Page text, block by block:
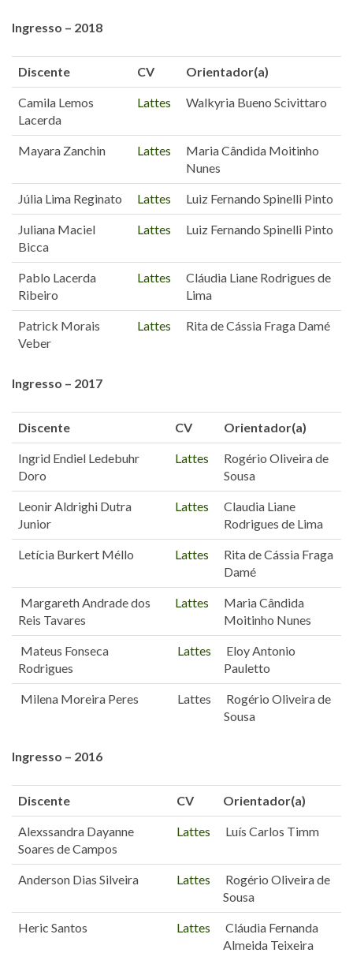
Ingresso – 2018
Discente CV Orientador(a)
Camila Lemos
Lacerda
Lattes Walkyria Bueno Scivittaro
Mayara Zanchin Lattes
Maria Cândida Moitinho
Nunes
Júlia Lima Reginato Lattes Luiz Fernando Spinelli Pinto
Juliana Maciel
Bicca
Lattes Luiz Fernando Spinelli Pinto
Pablo Lacerda
Ribeiro
Lattes
Cláudia Liane Rodrigues de
Lima
Patrick Morais
Veber
Lattes Rita de Cássia Fraga Damé
Ingresso – 2017
Discente CV Orientador(a)
Ingrid Endiel Ledebuhr
Doro
Lattes
Rogério Oliveira de
Sousa
Leonir Aldrighi Dutra
Junior
Lattes
Claudia Liane
Rodrigues de Lima
Letícia Burkert Méllo Lattes
Rita de Cássia Fraga
Damé
Margareth Andrade dos
Reis Tavares
Lattes
Maria Cândida
Moitinho Nunes
Mateus Fonseca
Rodrigues
Lattes
Eloy Antonio
Pauletto
Milena Moreira Peres Lattes
Rogério Oliveira de
Sousa
Ingresso – 2016
Discente CV Orientador(a)
Alexssandra Dayanne
Soares de Campos
Lattes Luís Carlos Timm
Anderson Dias Silveira Lattes
Rogério Oliveira de
Sousa
Heric Santos Lattes
Cláudia Fernanda
Almeida Teixeira